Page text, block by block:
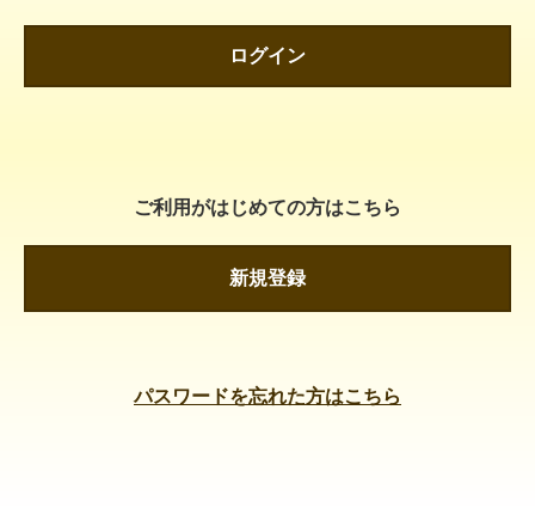
ログイン
ご利用がはじめての方はこちら
新規登録
パスワードを忘れた方はこちら